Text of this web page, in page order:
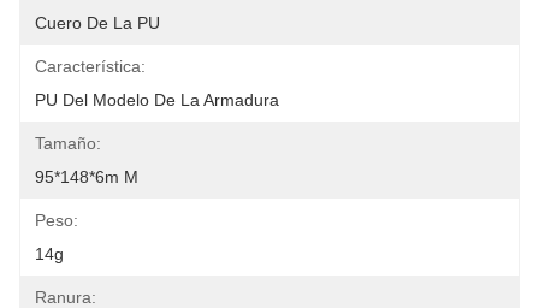
Cuero De La PU
Característica:
PU Del Modelo De La Armadura
Tamaño:
95*148*6m M
Peso:
14g
Ranura: